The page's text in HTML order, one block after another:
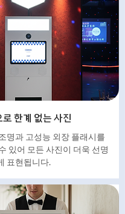
로 한계 없는 사진
명과 고성능 외장 플래시를
있어 모든 사진이 더욱 선명
표현됩니다.